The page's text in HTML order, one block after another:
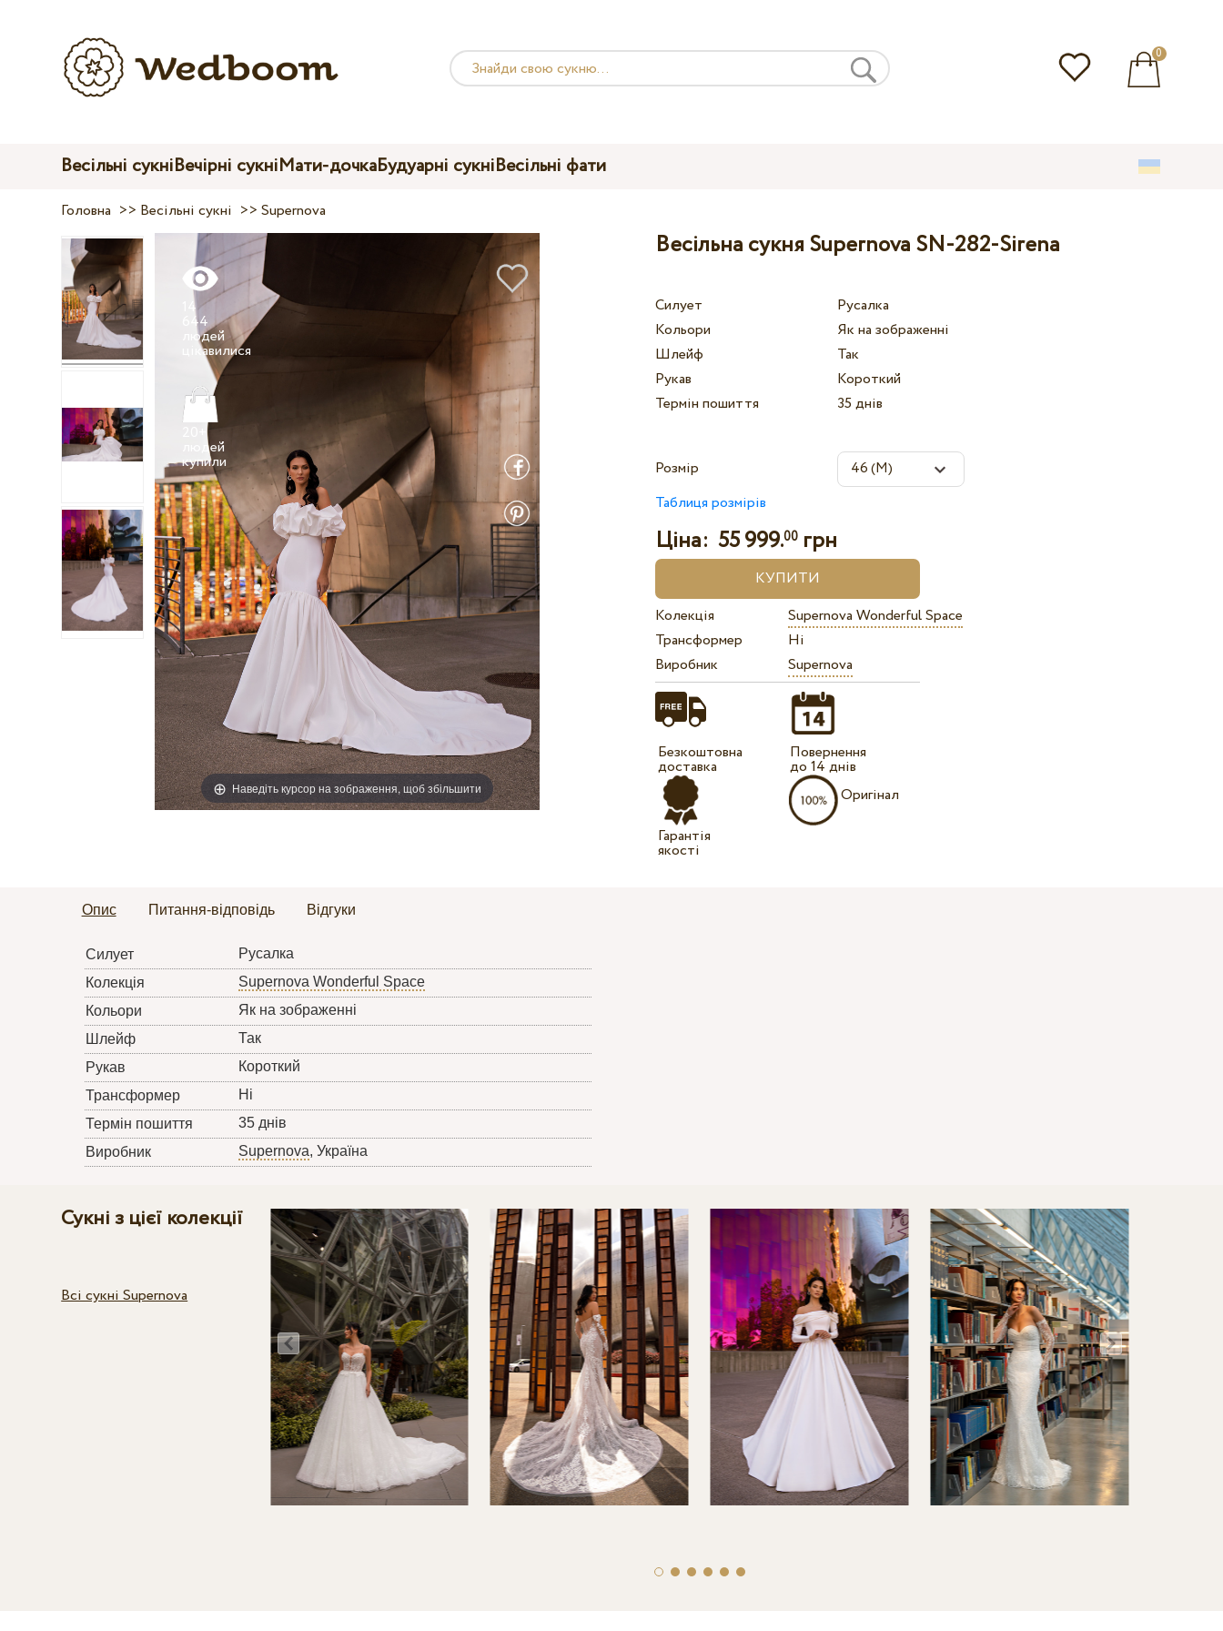
0
Весільні сукніВечірні сукніМати-дочкаБудуарні сукніВесільні фати
Головна >> Весільні сукні >>Supernova
Наведіть курсор на зображення, щоб збільшити
14
644
людей
людей
Весільна сукня Supernova SN-282-Sirena
Силует
Русалка
Кольори
Як на зображенні
Шлейф
Так
Рукав
Короткий
Термін пошиття
35 днів
Розмір
Таблиця розмірів
Ціна: 55 999.00 грн
Колекція
Supernova Wonderful Space
Трансформер
Ні
Виробник
Supernova
Безкоштовна
доставка
Гарантія
якості
Повернення
до 14 днів
Оригінал
Опис Питання-відповідь Відгуки
Силует
Русалка
Колекція
Supernova Wonderful Space
Кольори
Як на зображенні
Шлейф
Так
Рукав
Короткий
Трансформер
Ні
Термін пошиття
35 днів
Виробник
Supernova, Україна
Сукні з цієї колекції
Всі сукні Supernova